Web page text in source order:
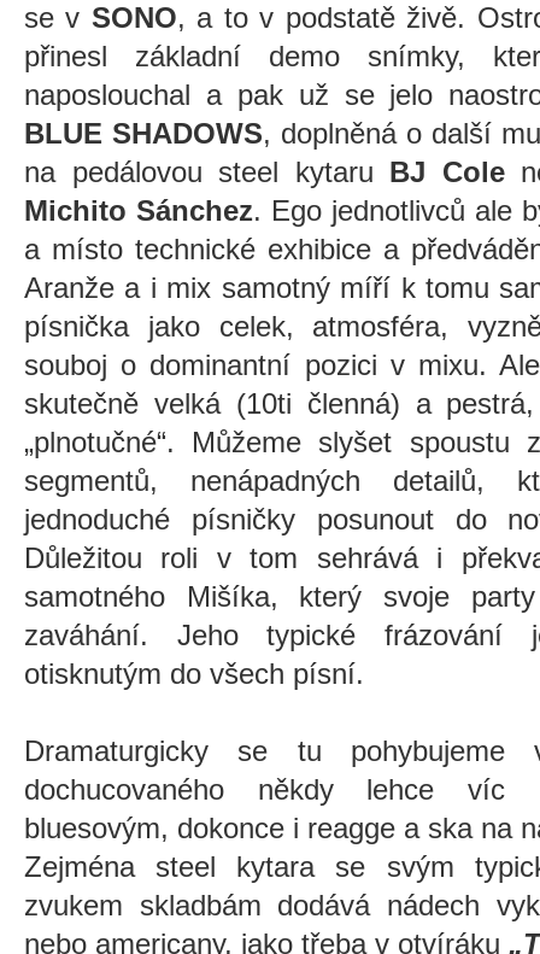
se v SONO, a to v podstatě živě.
přinesl základní demo snímky,
naposlouchal a pak už se jelo
BLUE SHADOWS, doplněná o další
na pedálovou steel kytaru BJ Cole
Michito Sánchez. Ego jednotlivců ale
a místo technické exhibice a
Aranže a i mix samotný míří k tomu
písnička jako celek, atmosféra,
souboj o dominantní pozici v mixu.
skutečně velká (10ti členná) a
„plnotučné“. Můžeme slyšet spoustu
segmentů, nenápadných detailů,
jednoduché písničky posunout do
Důležitou roli v tom sehrává i
samotného Mišíka, který svoje
zaváhání. Jeho typické frázování
otisknutým do všech písní.
Dramaturgicky se tu pohybujeme
dochucovaného někdy lehce víc
bluesovým, dokonce i reagge a ska na
Zejména steel kytara se svým
zvukem skladbám dodává nádech
nebo americany, jako třeba v otvíráku